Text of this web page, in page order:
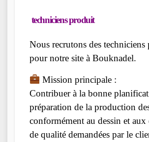
techniciens produit
Nous recrutons des
pour notre site à Bouknadel.
Mission principale :
Contribuer à la bonne
préparation de la production
conformément au dessin et aux
de qualité demandées par le